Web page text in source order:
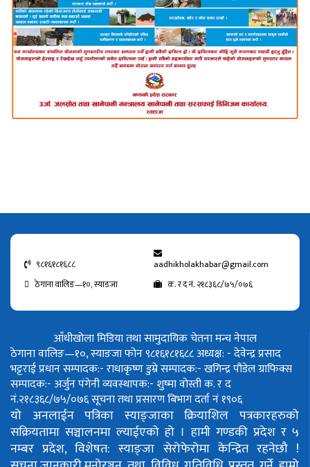
९८१६१८१६८८
aadhikholakhabar@gmail.com
ठेगाना वालिङ—१०, स्याङजा
क. र द नं. २१८३६८/७५/०७६
आँधीखोला मिडिया तथा सामुदायिक चेतना मन्च नेपाल
ठेगाना वालिङ—१०, स्याङजा फोन ९८१६१८१६८८अध्यक्ष: - देवेन्द्र प्रसाद
भट्टराईप्रधान सम्पादक:- राधाकृष्ण डुम्रेसम्पादक:- खगिन्द्र पौडेलग्राफिक्स
सम्पादक:- अर्जुन पंगेनीव्यवस्थापक:- शुष्मा वोस्तीक. र द
नं.२१८३६८/७५/०७६सूचना तथा प्रसारण बिभाग दर्ता नं १९०६
यो अनलाईन पत्रिका स्याङ्जाका क्रियाशिल पत्रकारहरुको
सक्रियतामा सञ्चालनमा ल्याईएको हो । हामी गण्डकी प्रदेश र ५
नम्बर प्रदेश, विशेषत: स्याङ्जा सेरोफेरोमा केन्द्रित रहनेछौ !